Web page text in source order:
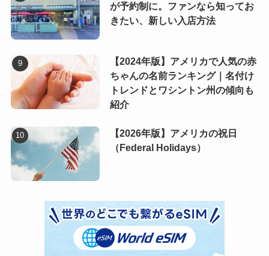
が予約制に。ファンなら知ってお
きたい、新しい入店方法
【2024年版】アメリカで人気の赤
ちゃんの名前ランキング｜名付け
トレンドとワシントン州の傾向も
紹介
【2026年版】アメリカの祝日
（Federal Holidays）